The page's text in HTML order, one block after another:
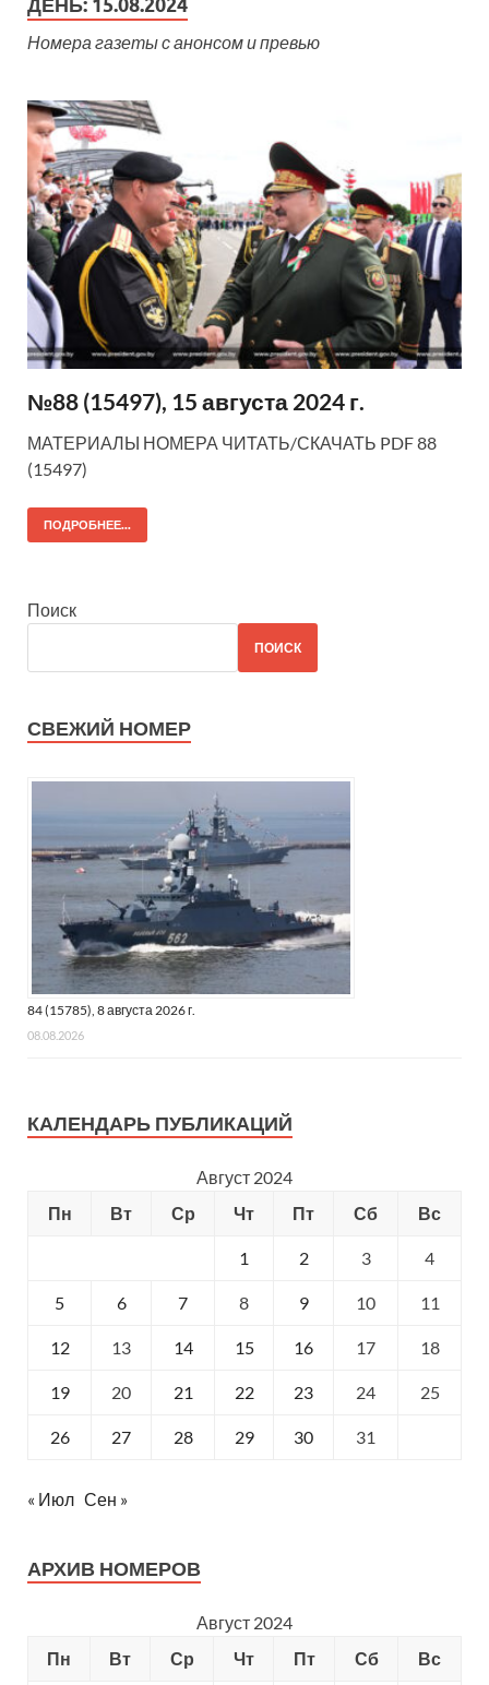
ДЕНЬ: 15.08.2024
Номера газеты с анонсом и превью
№88 (15497), 15 августа 2024 г.
МАТЕРИАЛЫ НОМЕРА ЧИТАТЬ/СКАЧАТЬ PDF 88
(15497)
ПОДРОБНЕЕ...
Поиск
ПОИСК
СВЕЖИЙ НОМЕР
84 (15785), 8 августа 2026 г.
08.08.2026
КАЛЕНДАРЬ ПУБЛИКАЦИЙ
Август 2024
Пн
Вт Ср Чт Пт Сб Вс
1 2 3 4
5 6 7 8 9 10 11
12 13 14 15 16 17 18
19 20 21 22 23 24 25
26 27 28 29 30 31
« Июл Сен »
АРХИВ НОМЕРОВ
Август 2024
Пн
Вт Ср Чт Пт Сб
Вс